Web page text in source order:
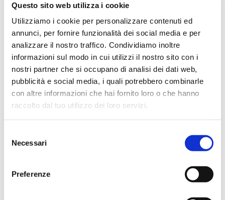
Questo sito web utilizza i cookie
Utilizziamo i cookie per personalizzare contenuti ed
annunci, per fornire funzionalità dei social media e per
analizzare il nostro traffico. Condividiamo inoltre
informazioni sul modo in cui utilizzi il nostro sito con i
nostri partner che si occupano di analisi dei dati web,
pubblicità e social media, i quali potrebbero combinarle
con altre informazioni che hai fornito loro o che hanno
raccolto dal tuo utilizzo dei loro servizi.
delNecessari
Preferenze
puntuale e cordiale, spedizione rapida e prodotti
effettivamente disponibili come indicato sul sito, senza
sorprese o ritardi. Servizio affidabile e professionale.
Negozio assolutamente consigliato, acqui..
Ciro Pio Donnarumma
4 mesi fa
★★★★★
Ho acquistato un Selmer Super Action 80 serie I da
Biasin e sono rimasto davvero super soddisfatto. Il sax
imballato e conforme alla descrizione. Il negozio si è